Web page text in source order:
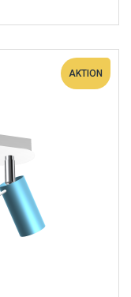
AKTION